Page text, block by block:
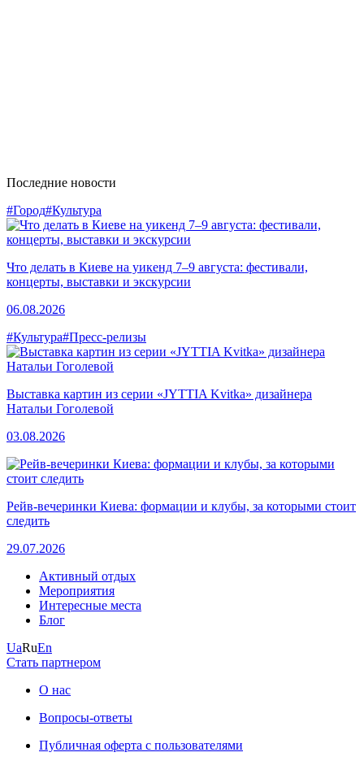
Последние новости
#Город#Культура
Что делать в Киеве на уикенд 7–9 августа: фестивали,
концерты, выставки и экскурсии
06.08.2026
#Культура#Пресс-релизы
Выставка картин из серии «JYTTIA Kvitka» дизайнера
Натальи Гоголевой
03.08.2026
Рейв-вечеринки Киева: формации и клубы, за которыми стоит
следить
29.07.2026
Активный отдых
Мероприятия
Интересные места
Блог
UaRuEn
Стать партнером
О нас
Вопросы-ответы
Публичная оферта с пользователями